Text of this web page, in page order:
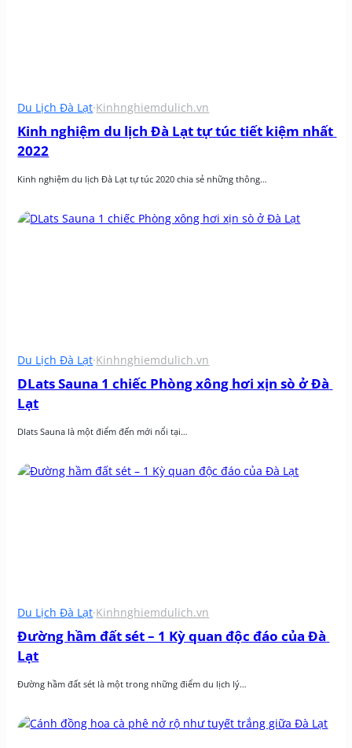
Du Lịch Đà Lạt·Kinhnghiemdulich.vn
Kinh nghiệm du lịch Đà Lạt tự túc tiết kiệm nhất
2022
Kinh nghiệm du lịch Đà Lạt tự túc 2020 chia sẻ những thông…
Du Lịch Đà Lạt·Kinhnghiemdulich.vn
DLats Sauna 1 chiếc Phòng xông hơi xịn sò ở Đà
Lạt
Dlats Sauna là một điểm đến mới nổi tại…
Du Lịch Đà Lạt·Kinhnghiemdulich.vn
Đường hầm đất sét – 1 Kỳ quan độc đáo của Đà
Lạt
Đường hầm đất sét là một trong những điểm du lịch lý…